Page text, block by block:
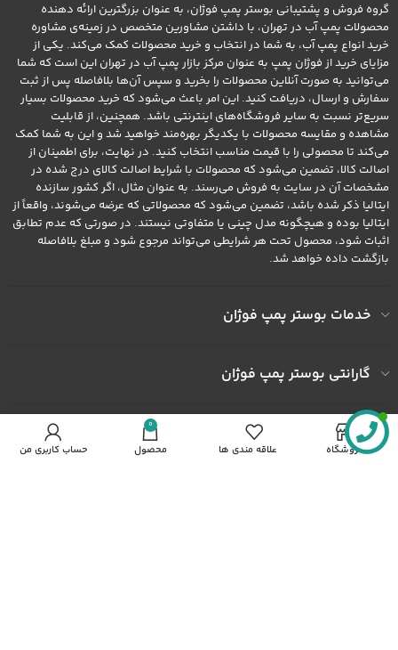
گروه فروش و پشتیبانی بوستر پمپ فوژان، به عنوان بزرگترین ارائه دهنده
محصولات پمپ آب در تهران، با داشتن مشاورین متخصص در زمینه‌ی مشاوره
خرید انواع پمپ آب، به شما در انتخاب و خرید محصولات کمک می‌کند. یکی از
مزایای خرید از فوژان پمپ به عنوان مرکز بازار پمپ آب در تهران این است که شما
می‌توانید به صورت آنلاین محصولات را بخرید و سپس آن‌ها بلافاصله پس از ثبت
سفارش و ارسال، دریافت کنید. این امر باعث می‌شود که خرید محصولات بسیار
سریع‌تر نسبت به سایر فروشگاه‌های اینترنتی باشد. همچنین، از قابلیت
مشاهده و مقایسه محصولات با یکدیگر بهره‌مند خواهید شد و این به شما کمک
می‌کند تا محصولی را با قیمت مناسب انتخاب کنید. در نهایت، برای اطمینان از
اصالت کالا، تضمین می‌شود که محصولات با شرایط اصالت کالای درج شده در
مشخصات آن در سایت به فروش می‌رسند. به عنوان مثال، اگر کشور سازنده
ایتالیا ذکر شده باشد، تضمین می‌شود که محصولاتی که عرضه می‌شوند، واقعاً از
ایتالیا بوده و هیچگونه مدل چینی یا متفاوتی نیستند. در صورتی که عدم تطابق
اثبات شود، محصول تحت هر شرایطی می‌تواند مرجوع شود و مبلغ بلافاصله
بازگشت داده خواهد شد.
خدمات بوستر پمپ فوژان
گارانتی بوستر پمپ فوژان
به ما اعتماد کنید
فروشگاه علاقه مندی ها
0
محصول حساب کاربری من